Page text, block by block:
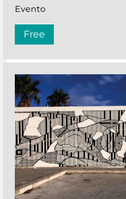
Evento
Free